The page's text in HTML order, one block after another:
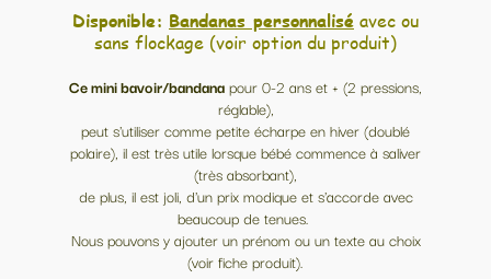
Disponible: Bandanas personnalisé avec ou
sans flockage (voir option du produit)
Ce mini bavoir/bandanapour 0-2 ans et + (2 pressions,
réglable),
peut s'utiliser comme petite écharpe en hiver (doublé
polaire), il est très utile lorsque bébé commence à saliver
(très absorbant),
de plus, il est joli, d'un prix modique et s'accorde avec
beaucoup de tenues.
Nous pouvons y ajouter un prénom ou un texte au choix
(voir fiche produit).